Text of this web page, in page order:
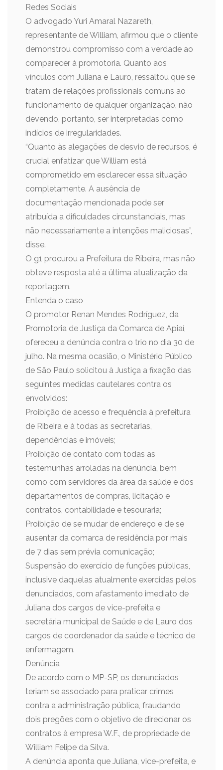
Redes Sociais
O advogado Yuri Amaral Nazareth,
representante de William, afirmou que o cliente
demonstrou compromisso com a verdade ao
comparecer à promotoria. Quanto aos
vínculos com Juliana e Lauro, ressaltou que se
tratam de relações profissionais comuns ao
funcionamento de qualquer organização, não
devendo, portanto, ser interpretadas como
indícios de irregularidades.
“Quanto às alegações de desvio de recursos, é
crucial enfatizar que William está
comprometido em esclarecer essa situação
completamente. A ausência de
documentação mencionada pode ser
atribuída a dificuldades circunstanciais, mas
não necessariamente a intenções maliciosas”,
disse.
O g1 procurou a Prefeitura de Ribeira, mas não
obteve resposta até a última atualização da
reportagem.
Entenda o caso
O promotor Renan Mendes Rodríguez, da
Promotoria de Justiça da Comarca de Apiaí,
ofereceu a denúncia contra o trio no dia 30 de
julho. Na mesma ocasião, o Ministério Público
de São Paulo solicitou à Justiça a fixação das
seguintes medidas cautelares contra os
envolvidos:
Proibição de acesso e frequência à prefeitura
de Ribeira e à todas as secretarias,
dependências e imóveis;
Proibição de contato com todas as
testemunhas arroladas na denúncia, bem
como com servidores da área da saúde e dos
departamentos de compras, licitação e
contratos, contabilidade e tesouraria;
Proibição de se mudar de endereço e de se
ausentar da comarca de residência por mais
de 7 dias sem prévia comunicação;
Suspensão do exercício de funções públicas,
inclusive daquelas atualmente exercidas pelos
denunciados, com afastamento imediato de
Juliana dos cargos de vice-prefeita e
secretária municipal de Saúde e de Lauro dos
cargos de coordenador da saúde e técnico de
enfermagem.
Denúncia
De acordo com o MP-SP, os denunciados
teriam se associado para praticar crimes
contra a administração pública, fraudando
dois pregões com o objetivo de direcionar os
contratos à empresa W.F., de propriedade de
William Felipe da Silva.
A denúncia aponta que Juliana, vice-prefeita, e